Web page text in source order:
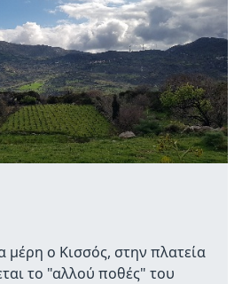
ο Κισσός, στην πλατεία
το "αλλού ποθές" του